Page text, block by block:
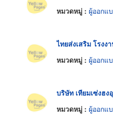
หมวดหมู่ : ผู้ออกแ
ไทยส่งเสริม โรงง
หมวดหมู่ : ผู้ออกแ
บริษัท เทียมเซ่งฮ
หมวดหมู่ : ผู้ออกแ